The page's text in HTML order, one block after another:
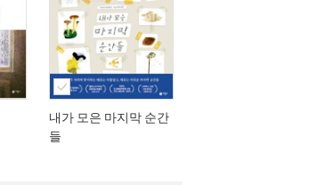
내가 모은 마지막 순간
들